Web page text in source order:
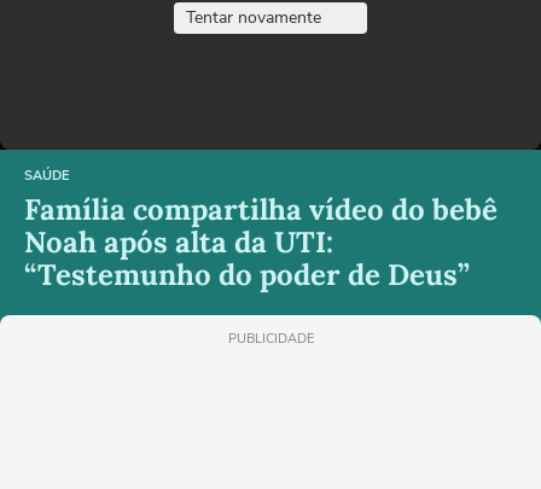
Tentar novamente
SAÚDE
Família compartilha vídeo do bebê
Noah após alta da UTI:
“Testemunho do poder de Deus”
PUBLICIDADE